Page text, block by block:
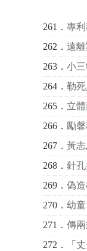
261．專
262．遠
263．小
264．勒
265． 立
266． 勵
267．黃
268．針
269．偽
270．幼
271．傳
272．
「